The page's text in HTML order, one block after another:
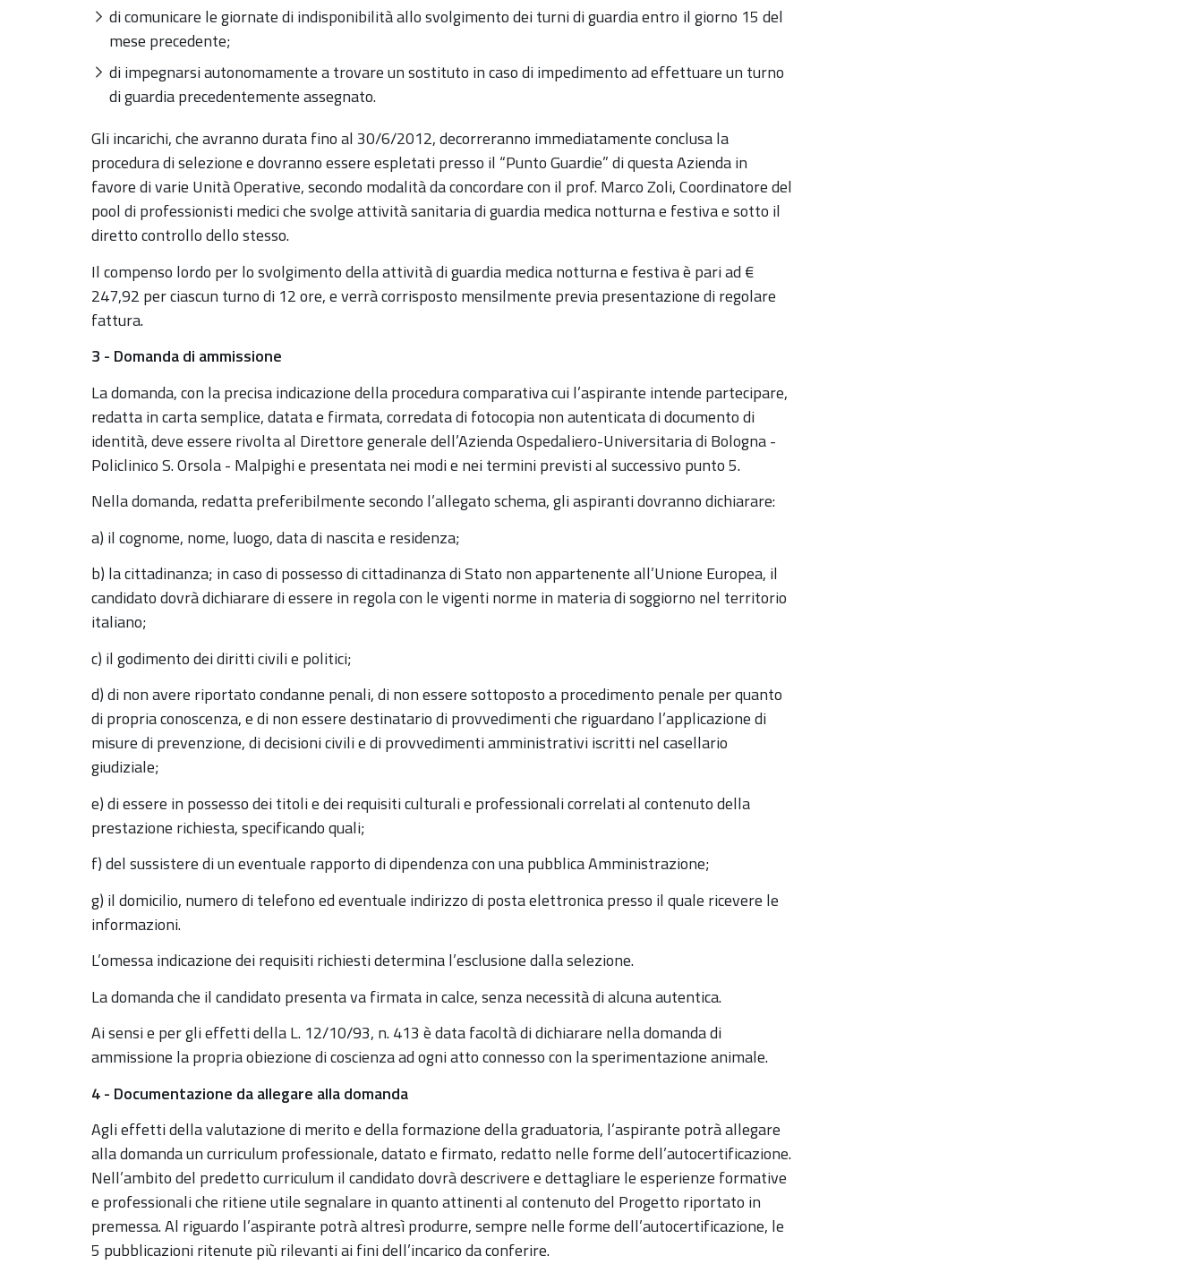
di comunicare le giornate di indisponibilità allo svolgimento dei turni di guardia entro il giorno 15 del
mese precedente;
di impegnarsi autonomamente a trovare un sostituto in caso di impedimento ad effettuare un turno
di guardia precedentemente assegnato.
Gli incarichi, che avranno durata fino al 30/6/2012, decorreranno immediatamente conclusa la
procedura di selezione e dovranno essere espletati presso il “Punto Guardie” di questa Azienda in
favore di varie Unità Operative, secondo modalità da concordare con il prof. Marco Zoli, Coordinatore del
pool di professionisti medici che svolge attività sanitaria di guardia medica notturna e festiva e sotto il
diretto controllo dello stesso.
Il compenso lordo per lo svolgimento della attività di guardia medica notturna e festiva è pari ad €
247,92 per ciascun turno di 12 ore, e verrà corrisposto mensilmente previa presentazione di regolare
fattura.
3 - Domanda di ammissione
La domanda, con la precisa indicazione della procedura comparativa cui l’aspirante intende partecipare,
redatta in carta semplice, datata e firmata, corredata di fotocopia non autenticata di documento di
identità, deve essere rivolta al Direttore generale dell’Azienda Ospedaliero-Universitaria di Bologna -
Policlinico S. Orsola - Malpighi e presentata nei modi e nei termini previsti al successivo punto 5.
Nella domanda, redatta preferibilmente secondo l’allegato schema, gli aspiranti dovranno dichiarare:
a) il cognome, nome, luogo, data di nascita e residenza;
b) la cittadinanza; in caso di possesso di cittadinanza di Stato non appartenente all’Unione Europea, il
candidato dovrà dichiarare di essere in regola con le vigenti norme in materia di soggiorno nel territorio
italiano;
c) il godimento dei diritti civili e politici;
d) di non avere riportato condanne penali, di non essere sottoposto a procedimento penale per quanto
di propria conoscenza, e di non essere destinatario di provvedimenti che riguardano l’applicazione di
misure di prevenzione, di decisioni civili e di provvedimenti amministrativi iscritti nel casellario
giudiziale;
e)di essere in possesso dei titoli e dei requisiti culturali e professionali correlati al contenuto della
prestazione richiesta, specificando quali;
f) del sussistere di un eventuale rapporto di dipendenza con una pubblica Amministrazione;
g) il domicilio, numero di telefono ed eventuale indirizzo di posta elettronica presso il quale ricevere le
informazioni.
L’omessa indicazione dei requisiti richiesti determina l’esclusione dalla selezione.
La domanda che il candidato presenta va firmata in calce, senza necessità di alcuna autentica.
Ai sensi e per gli effetti della L. 12/10/93, n. 413 è data facoltà di dichiarare nella domanda di
ammissione la propria obiezione di coscienza ad ogni atto connesso con la sperimentazione animale.
4 - Documentazione da allegare alla domanda
Agli effetti della valutazione di merito e della formazione della graduatoria, l’aspirante potrà allegare
alla domanda un curriculum professionale, datato e firmato, redatto nelle forme dell’autocertificazione.
Nell’ambito del predetto curriculum il candidato dovrà descrivere e dettagliare le esperienze formative
e professionali che ritiene utile segnalare in quanto attinenti al contenuto del Progetto riportato in
premessa. Al riguardo l’aspirante potrà altresì produrre, sempre nelle forme dell’autocertificazione, le
5 pubblicazioni ritenute più rilevanti ai fini dell’incarico da conferire.